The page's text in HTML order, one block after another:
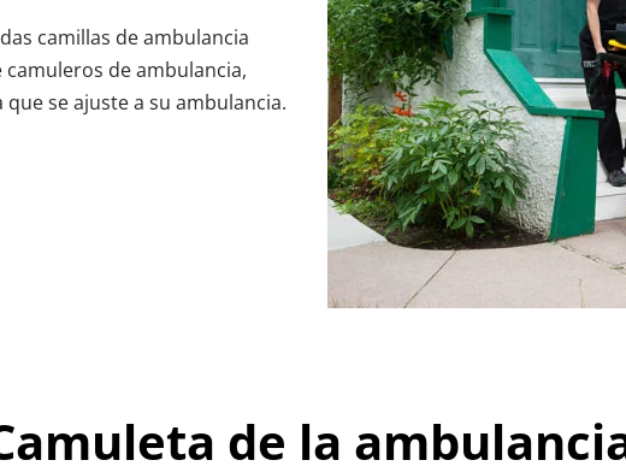
camillas de ambulancia
de ambulancia,
se ajuste a su ambulancia.
de la